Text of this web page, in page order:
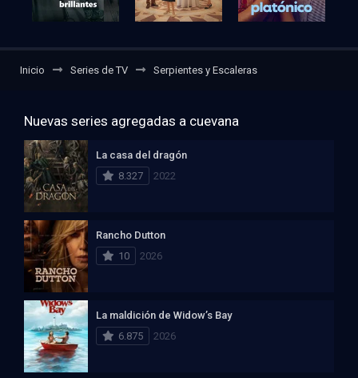
Inicio Series de TV Serpientes y Escaleras
Nuevas series agregadas a cuevana
La casa del dragón
8.327
2022
Rancho Dutton
10
2026
La maldición de Widow’s Bay
6.875
2026